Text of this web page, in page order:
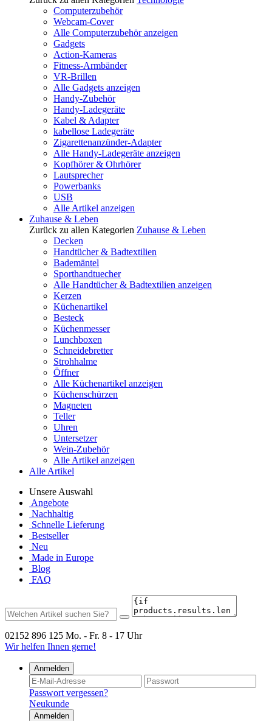
Computerzubehör
Webcam-Cover
Alle Computerzubehör anzeigen
Gadgets
Action-Kameras
Fitness-Armbänder
VR-Brillen
Alle Gadgets anzeigen
Handy-Zubehör
Handy-Ladegeräte
Kabel & Adapter
kabellose Ladegeräte
Zigarettenanzünder-Adapter
Alle Handy-Ladegeräte anzeigen
Kopfhörer & Ohrhörer
Lautsprecher
Powerbanks
USB
Alle Artikel anzeigen
Zuhause & Leben
Zurück zu allen Kategorien Zuhause & Leben
Decken
Handtücher & Badtextilien
Bademäntel
Sporthandtuecher
Alle Handtücher & Badtextilien anzeigen
Kerzen
Küchenartikel
Besteck
Küchenmesser
Lunchboxen
Schneidebretter
Strohhalme
Öffner
Alle Küchenartikel anzeigen
Küchenschürzen
Magneten
Teller
Uhren
Untersetzer
Wein-Zubehör
Alle Artikel anzeigen
Alle Artikel
Unsere Auswahl
Angebote
Nachhaltig
Schnelle Lieferung
Bestseller
Neu
Made in Europe
Blog
FAQ
02152 896 125 Mo. - Fr. 8 - 17 Uhr
Wir helfen Ihnen gerne!
Anmelden
Passwort vergessen?
Neukunde
Anmelden